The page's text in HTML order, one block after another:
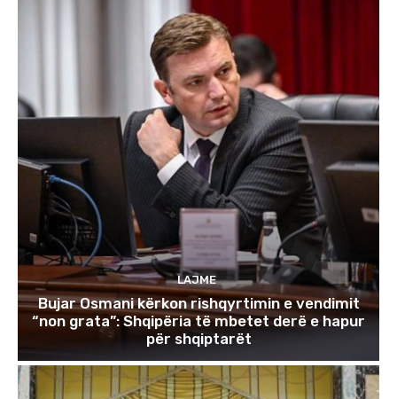
LAJME
Bujar Osmani kërkon rishqyrtimin e vendimit
“non grata”: Shqipëria të mbetet derë e hapur
për shqiptarët